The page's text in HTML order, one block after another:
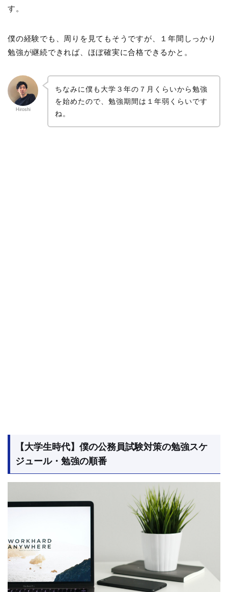
す。
僕の経験でも、周りを見てもそうですが、１年間しっかり
勉強が継続できれば、ほぼ確実に合格できるかと。
Hiroshi
ちなみに僕も大学３年の７月くらいから勉強
を始めたので、勉強期間は１年弱くらいです
ね。
【大学生時代】僕の公務員試験対策の勉強スケ
ジュール・勉強の順番